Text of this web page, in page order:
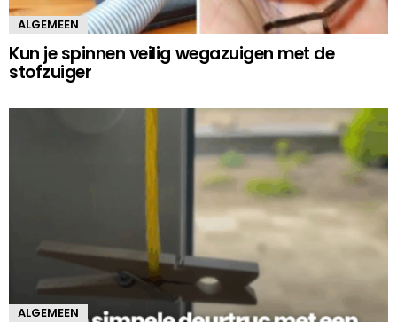
ALGEMEEN
Kun je spinnen veilig wegazuigen met de
stofzuiger
ALGEMEEN